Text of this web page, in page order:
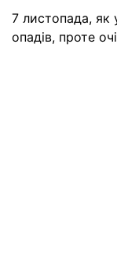
7 листопада, як
опадів, проте